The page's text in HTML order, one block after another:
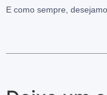
E como sempre,